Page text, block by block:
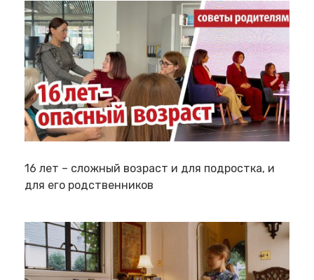
16 лет – сложный возраст и для подростка, и
для его родственников